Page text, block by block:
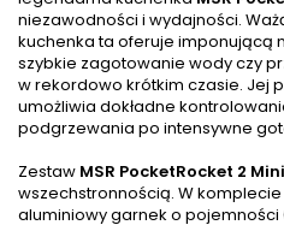
niezawodności i wydajności.
kuchenka ta oferuje imponującą
szybkie zagotowanie wody czy
w rekordowo krótkim czasie. Jej
umożliwia dokładne
podgrzewania po intensywne
Zestaw MSR PocketRocket 2
wszechstronnością. W
aluminiowy garnek o pojemności